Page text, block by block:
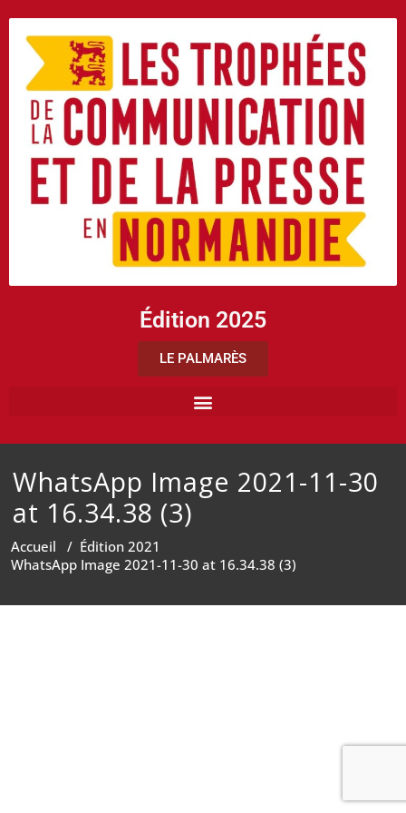
Édition 2025
LE PALMARÈS
WhatsApp Image 2021-11-30
at 16.34.38 (3)
Accueil / Édition 2021
WhatsApp Image 2021-11-30 at 16.34.38 (3)